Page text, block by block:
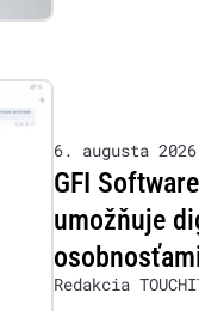
6. augusta 2026
GFI
umožňuje
Redakcia